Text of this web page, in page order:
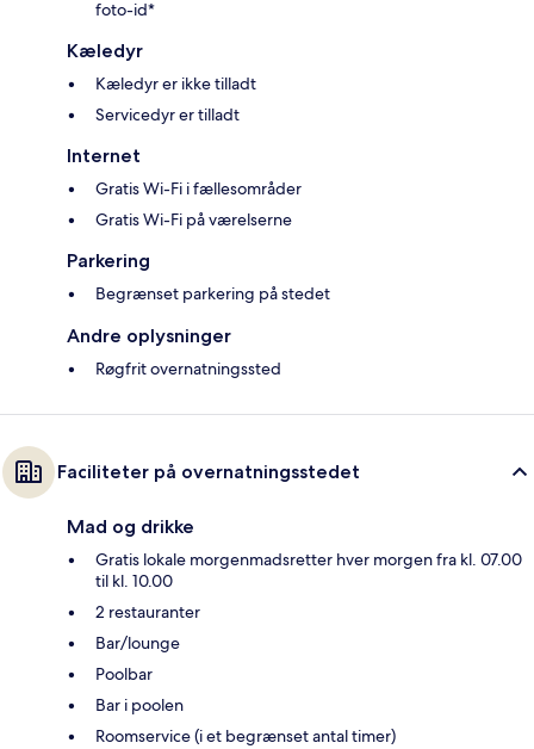
foto-id*
Kæledyr
Kæledyr er ikke tilladt
Servicedyr er tilladt
Internet
Gratis Wi-Fi i fællesområder
Gratis Wi-Fi på værelserne
Parkering
Begrænset parkering på stedet
Andre oplysninger
Røgfrit overnatningssted
Faciliteter på overnatningsstedet
Mad og drikke
Gratis lokale morgenmadsretter hver morgen fra kl. 07.00
til kl. 10.00
2 restauranter
Bar/lounge
Poolbar
Bar i poolen
Roomservice (i et begrænset antal timer)